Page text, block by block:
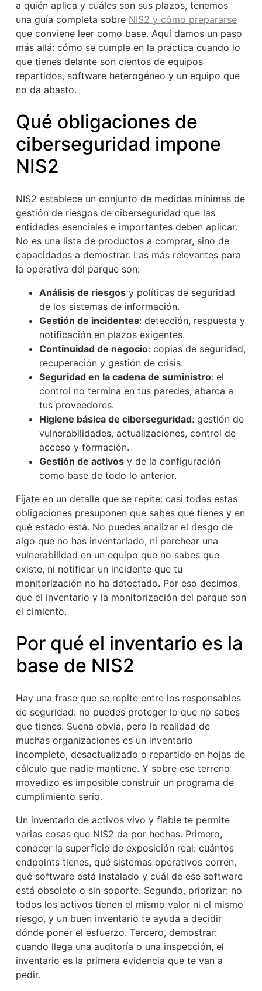
a quién aplica y cuáles son sus plazos, tenemos
una guía completa sobre NIS2 y cómo prepararse
que conviene leer como base. Aquí damos un paso
más allá: cómo se cumple en la práctica cuando lo
que tienes delante son cientos de equipos
repartidos, software heterogéneo y un equipo que
no da abasto.
Qué obligaciones de
ciberseguridad impone
NIS2
NIS2 establece un conjunto de medidas mínimas de
gestión de riesgos de ciberseguridad que las
entidades esenciales e importantes deben aplicar.
No es una lista de productos a comprar, sino de
capacidades a demostrar. Las más relevantes para
la operativa del parque son:
Análisis de riesgosy políticas de seguridad
de los sistemas de información.
Gestión de incidentes: detección, respuesta y
notificación en plazos exigentes.
Continuidad de negocio: copias de seguridad,
recuperación y gestión de crisis.
Seguridad en la cadena de suministro: el
control no termina en tus paredes, abarca a
tus proveedores.
Higiene básica de ciberseguridad: gestión de
vulnerabilidades, actualizaciones, control de
acceso y formación.
Gestión de activosy de la configuración
como base de todo lo anterior.
Fíjate en un detalle que se repite: casi todas estas
obligaciones presuponen que sabes qué tienes y en
qué estado está. No puedes analizar el riesgo de
algo que no has inventariado, ni parchear una
vulnerabilidad en un equipo que no sabes que
existe, ni notificar un incidente que tu
monitorización no ha detectado. Por eso decimos
que el inventario y la monitorización del parque son
el cimiento.
Por qué el inventario es la
base de NIS2
Hay una frase que se repite entre los responsables
de seguridad: no puedes proteger lo que no sabes
que tienes. Suena obvia, pero la realidad de
muchas organizaciones es un inventario
incompleto, desactualizado o repartido en hojas de
cálculo que nadie mantiene. Y sobre ese terreno
movedizo es imposible construir un programa de
cumplimiento serio.
Un inventario de activos vivo y fiable te permite
varias cosas que NIS2 da por hechas. Primero,
conocer la superficie de exposición real: cuántos
endpoints tienes, qué sistemas operativos corren,
qué software está instalado y cuál de ese software
está obsoleto o sin soporte. Segundo, priorizar: no
todos los activos tienen el mismo valor ni el mismo
riesgo, y un buen inventario te ayuda a decidir
dónde poner el esfuerzo. Tercero, demostrar:
cuando llega una auditoría o una inspección, el
inventario es la primera evidencia que te van a
pedir.